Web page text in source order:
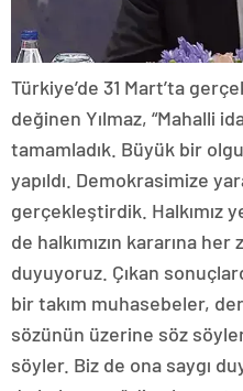
Türkiye’de 31 Mart’ta
değinen Yılmaz, “Mahalli
tamamladık. Büyük bir
yapıldı. Demokrasimize
gerçekleştirdik. Halkımız
de halkımızın kararına
duyuyoruz. Çıkan
bir takım muhasebeler,
sözünün üzerine söz
söyler. Biz de ona saygı